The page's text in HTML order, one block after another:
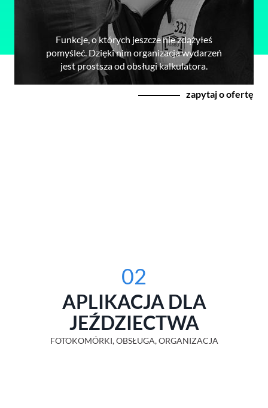
Funkcje, o których jeszcze nie zdążyłeś
pomyśleć. Dzięki nim organizacja wydarzeń
jest prostsza od obsługi kalkulatora.
zapytaj o ofertę
02
APLIKACJA DLA
JEŹDZIECTWA
FOTOKOMÓRKI, OBSŁUGA, ORGANIZACJA